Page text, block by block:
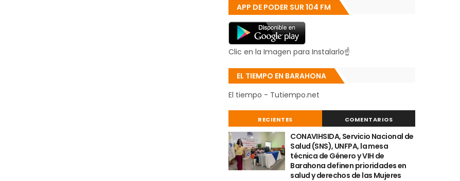
APP DE PODER SUR 104 FM
Clic en la Imagen para Instalarlo☝
EL TIEMPO EN BARAHONA
El tiempo - Tutiempo.net
RECIENTES COMENTARIOS
CONAVIHSIDA, Servicio Nacional de
Salud (SNS), UNFPA, la mesa
técnica de Género y VIH de
Barahona definen prioridades en
salud y derechos de las Mujeres